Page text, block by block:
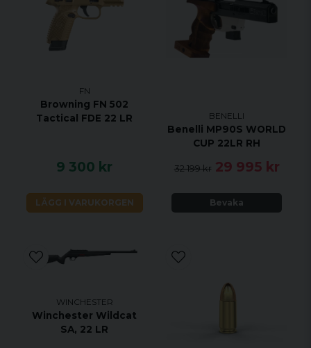
FN
Browning FN 502
Tactical FDE 22 LR
9 300 kr
LÄGG I VARUKORGEN
BENELLI
Benelli MP90S WORLD
CUP 22LR RH
32 199 kr 29 995 kr
Bevaka
WINCHESTER
Winchester Wildcat
SA, 22 LR